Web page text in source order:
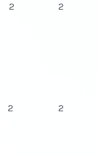
2 2
2 2